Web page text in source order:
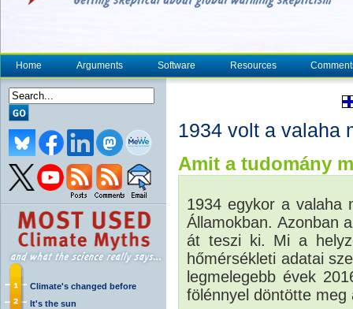
Home Arguments Software Resources
Climate's changed before
It's the sun
1934 volt a valaha
Amit a tudomány
1934 egykor a valaha
Államokban. Azonban
át teszi ki. Mi a
hőmérsékleti adatai
legmelegebb évek
fölénnyel döntötte meg